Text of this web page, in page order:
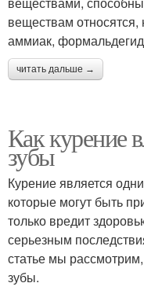
веществам относятся,
аммиак,
читать дальше →
Как курение
зубы
Курение является
которые могут быть
только вредит
серьезным
статье мы
зубы.